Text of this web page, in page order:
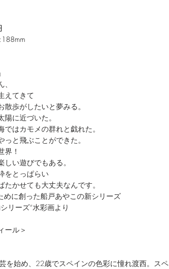
えてきて
歩がしたいと夢みる。
に近づいた。
はカモメの群れと戯れた。
と飛ぶことができた。
界！
い遊びでもある。
をとっぱらい
かせても大丈夫なんです。
めに創った船戸あやこの新シリーズ
リーズ“水彩画より
ール＞
を始め、22歳でスペインの色彩に憧れ渡西。スペ